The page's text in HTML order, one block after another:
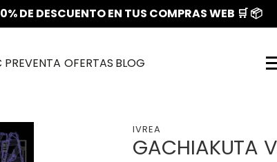
DE DESCUENTO EN TUS COMPRAS WEB 🛒 📦
PREVENTA OFERTAS BLOG
IVREA
GACHIAKUTA